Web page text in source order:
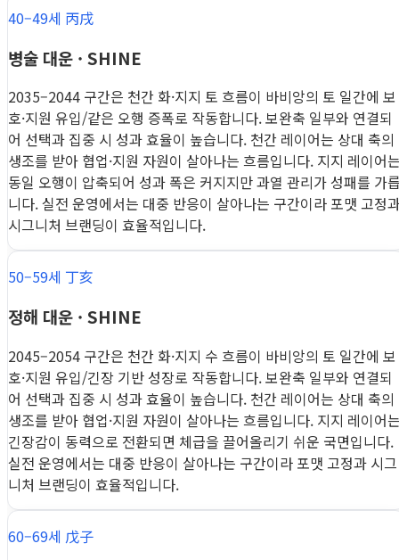
40–49세 丙戌
병술 대운 · SHINE
2035–2044 구간은 천간 화·지지 토 흐름이 바비앙의 토 일간에 보
호·지원 유입/같은 오행 증폭로 작동합니다. 보완축 일부와 연결되
어 선택과 집중 시 성과 효율이 높습니다. 천간 레이어는 상대 축의
생조를 받아 협업·지원 자원이 살아나는 흐름입니다. 지지 레이어
동일 오행이 압축되어 성과 폭은 커지지만 과열 관리가 성패를 가
니다. 실전 운영에서는 대중 반응이 살아나는 구간이라 포맷 고정
시그니처 브랜딩이 효율적입니다.
50–59세 丁亥
정해 대운 · SHINE
2045–2054 구간은 천간 화·지지 수 흐름이 바비앙의 토 일간에 보
호·지원 유입/긴장 기반 성장로 작동합니다. 보완축 일부와 연결되
어 선택과 집중 시 성과 효율이 높습니다. 천간 레이어는 상대 축의
생조를 받아 협업·지원 자원이 살아나는 흐름입니다. 지지 레이어
긴장감이 동력으로 전환되면 체급을 끌어올리기 쉬운 국면입니다.
실전 운영에서는 대중 반응이 살아나는 구간이라 포맷 고정과 시그
니처 브랜딩이 효율적입니다.
60–69세 戊子